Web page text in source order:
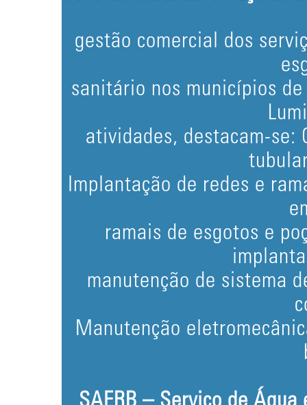
gestão comercial dos
sanitário nos municípios
atividades, destacam-se:
Implantação de redes e
ramais de esgotos e
manutenção de sistema
Manutenção